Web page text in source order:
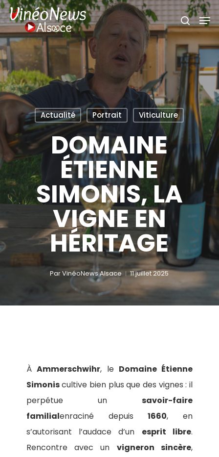
Skip
to
main
content
search
Actualité Portrait Viticulture
DOMAINE
ÉTIENNE
SIMONIS, LA
VIGNE EN
HÉRITAGE
ParVinéoNews Alsace 11 juillet 2025
ÀAmmerschwihr, le Domaine Étienne
Simoniscultive bien plus que des vignes : il
perpétue unsavoir-faire
familialenraciné depuis1660, en
s’autorisant l’audace d’un esprit libre.
Rencontre avec un vigneron sincère,